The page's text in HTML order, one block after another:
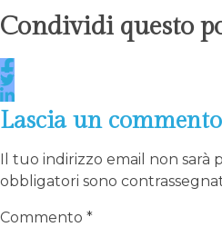
Condividi questo
Lascia un commento
Il tuo indirizzo email non sarà
obbligatori sono
Commento *